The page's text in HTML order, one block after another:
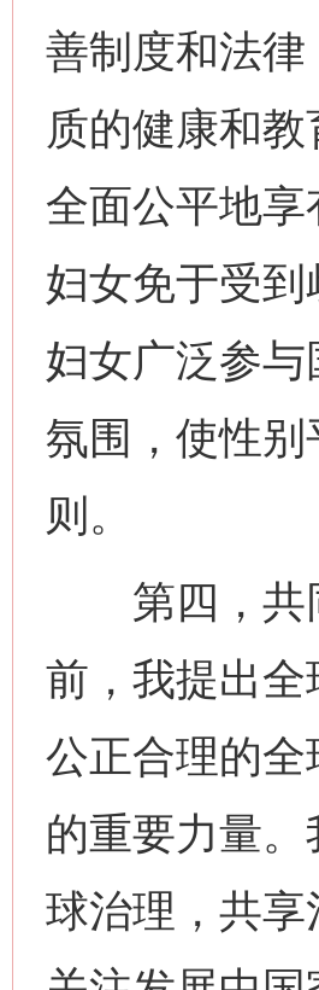
善制度和法
质的健康和
全面公平地
妇女免于受
妇女广泛参
氛围，使性
则。
第四，共同
前，我提出
公正合理的
的重要力量
球治理，共